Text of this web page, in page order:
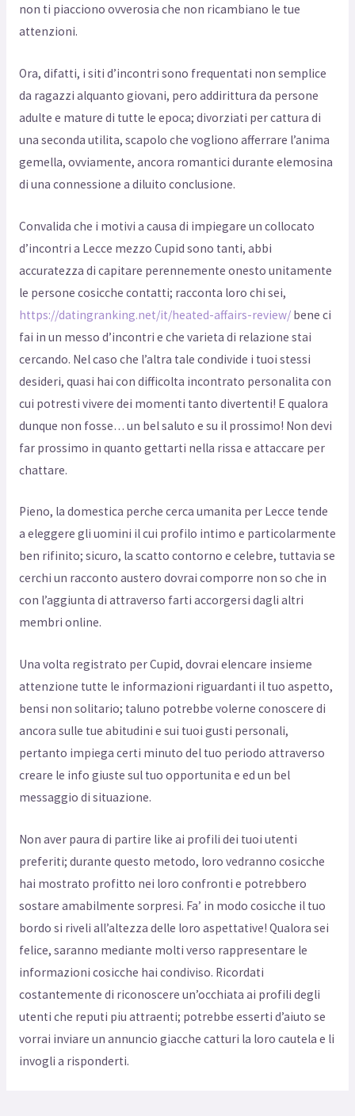
non ti piacciono ovverosia che non ricambiano le tue
attenzioni.
Ora, difatti, i siti d’incontri sono frequentati non semplice
da ragazzi alquanto giovani, pero addirittura da persone
adulte e mature di tutte le epoca; divorziati per cattura di
una seconda utilita, scapolo che vogliono afferrare l’anima
gemella, ovviamente, ancora romantici durante elemosina
di una connessione a diluito conclusione.
Convalida che i motivi a causa di impiegare un collocato
d’incontri a Lecce mezzo Cupid sono tanti, abbi
accuratezza di capitare perennemente onesto unitamente
le persone cosicche contatti; racconta loro chi sei,
https://datingranking.net/it/heated-affairs-review/bene ci
fai in un messo d’incontri e che varieta di relazione stai
cercando. Nel caso che l’altra tale condivide i tuoi stessi
desideri, quasi hai con difficolta incontrato personalita con
cui potresti vivere dei momenti tanto divertenti! E qualora
dunque non fosse… un bel saluto e su il prossimo! Non devi
far prossimo in quanto gettarti nella rissa e attaccare per
chattare.
Pieno, la domestica perche cerca umanita per Lecce tende
a eleggere gli uomini il cui profilo intimo e particolarmente
ben rifinito; sicuro, la scatto contorno e celebre, tuttavia se
cerchi un racconto austero dovrai comporre non so che in
con l’aggiunta di attraverso farti accorgersi dagli altri
membri online.
Una volta registrato per Cupid, dovrai elencare insieme
attenzione tutte le informazioni riguardanti il tuo aspetto,
bensi non solitario; taluno potrebbe volerne conoscere di
ancora sulle tue abitudini e sui tuoi gusti personali,
pertanto impiega certi minuto del tuo periodo attraverso
creare le info giuste sul tuo opportunita e ed un bel
messaggio di situazione.
Non aver paura di partire like ai profili dei tuoi utenti
preferiti; durante questo metodo, loro vedranno cosicche
hai mostrato profitto nei loro confronti e potrebbero
sostare amabilmente sorpresi. Fa’ in modo cosicche il tuo
bordo si riveli all’altezza delle loro aspettative! Qualora sei
felice, saranno mediante molti verso rappresentare le
informazioni cosicche hai condiviso. Ricordati
costantemente di riconoscere un’occhiata ai profili degli
utenti che reputi piu attraenti; potrebbe esserti d’aiuto se
vorrai inviare un annuncio giacche catturi la loro cautela e li
invogli a risponderti.